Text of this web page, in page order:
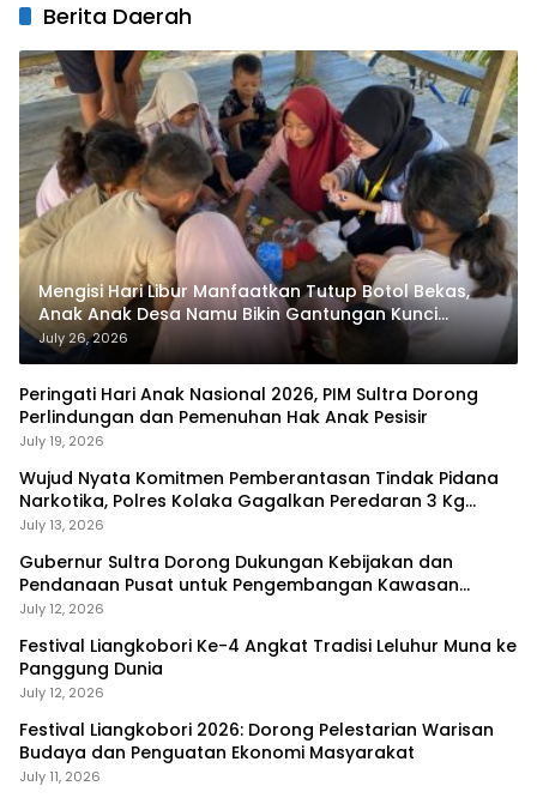
Berita Daerah
Mengisi Hari Libur Manfaatkan Tutup Botol Bekas,
Anak Anak Desa Namu Bikin Gantungan Kunci
Bernilai Ekonomi
July 26, 2026
Peringati Hari Anak Nasional 2026, PIM Sultra Dorong
Perlindungan dan Pemenuhan Hak Anak Pesisir
July 19, 2026
Wujud Nyata Komitmen Pemberantasan Tindak Pidana
Narkotika, Polres Kolaka Gagalkan Peredaran 3 Kg
Sabu-Sabu
July 13, 2026
Gubernur Sultra Dorong Dukungan Kebijakan dan
Pendanaan Pusat untuk Pengembangan Kawasan
Liangkobhori
July 12, 2026
Festival Liangkobori Ke-4 Angkat Tradisi Leluhur Muna ke
Panggung Dunia
July 12, 2026
Festival Liangkobori 2026: Dorong Pelestarian Warisan
Budaya dan Penguatan Ekonomi Masyarakat
July 11, 2026